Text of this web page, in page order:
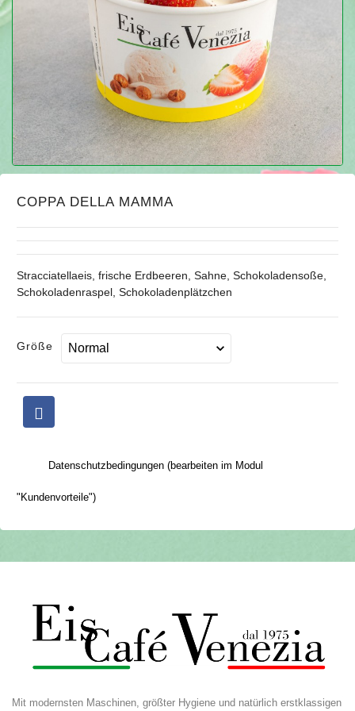
COPPA DELLA MAMMA
Stracciatellaeis, frische Erdbeeren, Sahne, Schokoladensoße,
Schokoladenraspel, Schokoladenplätzchen
Größe
Datenschutzbedingungen (bearbeiten im Modul
"Kundenvorteile")
Mit modernsten Maschinen, größter Hygiene und natürlich erstklassigen